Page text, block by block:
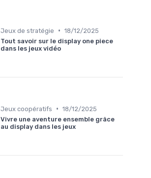
Jeux de stratégie • 18/12/2025
Tout savoir sur le display one piece
dans les jeux vidéo
Jeux coopératifs • 18/12/2025
Vivre une aventure ensemble grâce
au display dans les jeux